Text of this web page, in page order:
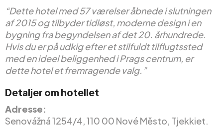
“Dette hotel med 57 værelser åbnede i slutningen
af 2015 og tilbyder tidløst, moderne design i en
bygning fra begyndelsen af det 20. århundrede.
Hvis du er på udkig efter et stilfuldt tilflugtssted
med en ideel beliggenhed i Prags centrum, er
dette hotel et fremragende valg.”
Detaljer om hotellet
Adresse:
Senovážná 1254/4, 110 00 Nové Město, Tjekkiet.